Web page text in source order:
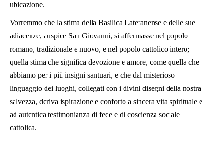
ubicazione.
Vorremmo che la stima della Basilica Lateranense e delle sue
adiacenze, auspice San Giovanni, si affermasse nel popolo
romano, tradizionale e nuovo, e nel popolo cattolico intero;
quella stima che significa devozione e amore, come quella che
abbiamo per i più insigni santuari, e che dal misterioso
linguaggio dei luoghi, collegati con i divini disegni della nostra
salvezza, deriva ispirazione e conforto a sincera vita spirituale e
ad autentica testimonianza di fede e di coscienza sociale
cattolica.